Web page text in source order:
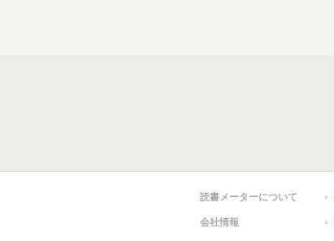
読書メーターについて
会社情報